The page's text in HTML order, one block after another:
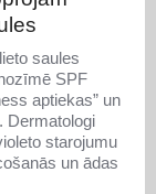
saules
SPF
aptiekas” un
Dermatologi
starojumu
un ādas